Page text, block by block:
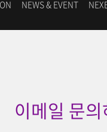
NEWS & EVENT
이메일 문의